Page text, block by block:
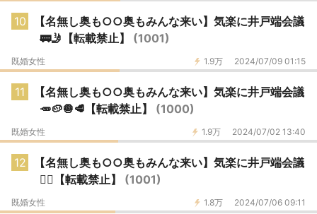
10
【名無し奥も○○奥もみんな来い】気楽に井戸端会議
🚃🤳【転載禁止】 (1001)
1.9万 2024/07/09 01:15
既婚女性
11
【名無し奥も○○奥もみんな来い】気楽に井戸端会議
🥕🥔🧅🥩【転載禁止】 (1000)
1.9万 2024/07/02 13:40
既婚女性
12
【名無し奥も○○奥もみんな来い】気楽に井戸端会議
🏊‍♀️【転載禁止】 (1001)
1.8万 2024/07/06 09:11
既婚女性